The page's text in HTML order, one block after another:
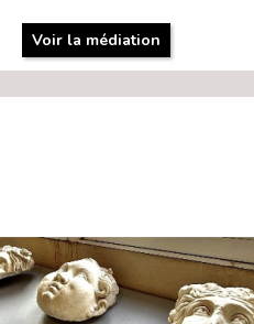
Voir la médiation